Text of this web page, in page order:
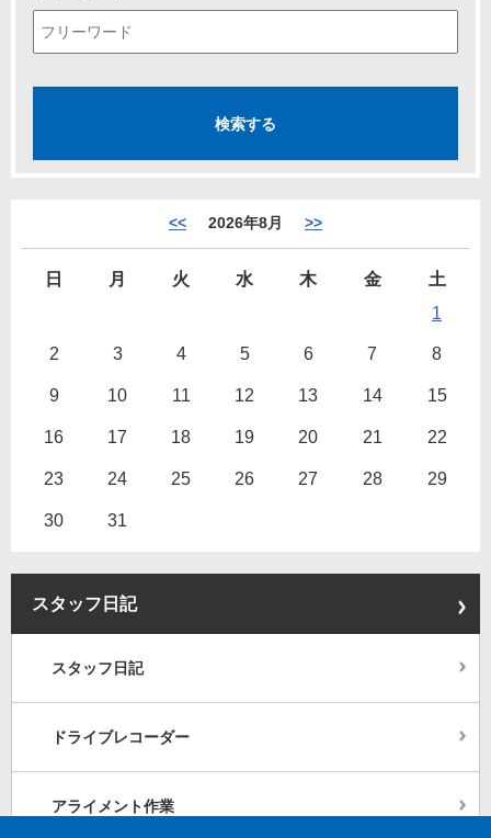
<< 2026年8月 >>
日 月 火 水 木 金
土
1
2 3 4 5 6 7 8
9 10 11 12 13 14 15
16 17 18 19 20 21 22
23 24 25 26 27 28 29
30 31
スタッフ日記
スタッフ日記
ドライブレコーダー
アライメント作業